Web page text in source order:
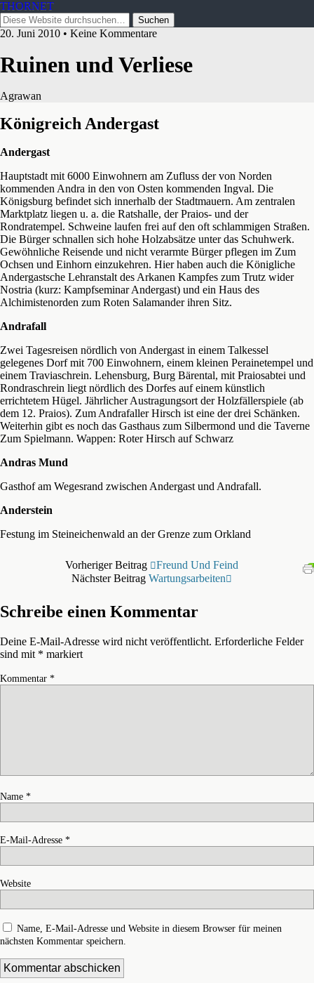
THORNET
20. Juni 2010 • Keine Kommentare
Ruinen und Verliese
Agrawan
Königreich Andergast
Andergast
Hauptstadt mit 6000 Einwohnern am Zufluss der von Norden
kommenden Andra in den von Osten kommenden Ingval. Die
Königsburg befindet sich innerhalb der Stadtmauern. Am zentralen
Marktplatz liegen u. a. die Ratshalle, der Praios- und der
Rondratempel. Schweine laufen frei auf den oft schlammigen Straßen.
Die Bürger schnallen sich hohe Holzabsätze unter das Schuhwerk.
Gewöhnliche Reisende und nicht verarmte Bürger pflegen im Zum
Ochsen und Einhorn einzukehren. Hier haben auch die Königliche
Andergastsche Lehranstalt des Arkanen Kampfes zum Trutz wider
Nostria (kurz: Kampfseminar Andergast) und ein Haus des
Alchimistenorden zum Roten Salamander ihren Sitz.
Andrafall
Zwei Tagesreisen nördlich von Andergast in einem Talkessel
gelegenes Dorf mit 700 Einwohnern, einem kleinen Perainetempel und
einem Traviaschrein. Lehensburg, Burg Bärental, mit Praiosabtei und
Rondraschrein liegt nördlich des Dorfes auf einem künstlich
errichtetem Hügel. Jährlicher Austragungsort der Holzfällerspiele (ab
dem 12. Praios). Zum Andrafaller Hirsch ist eine der drei Schänken.
Weiterhin gibt es noch das Gasthaus zum Silbermond und die Taverne
Zum Spielmann. Wappen: Roter Hirsch auf Schwarz
Andras Mund
Gasthof am Wegesrand zwischen Andergast und Andrafall.
Anderstein
Festung im Steineichenwald an der Grenze zum Orkland
Vorheriger Beitrag
Freund Und Feind
Nächster Beitrag Wartungsarbeiten
Schreibe einen Kommentar
Deine E-Mail-Adresse wird nicht veröffentlicht. Erforderliche Felder
sind mit * markiert
Kommentar *
Name *
E-Mail-Adresse *
Website
Name, E-Mail-Adresse und Website in diesem Browser für meinen
nächsten Kommentar speichern.